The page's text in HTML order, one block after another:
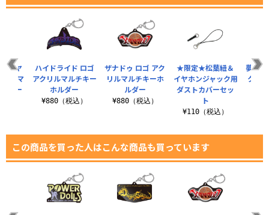
ザナドゥ ロゴ アク
リルマルチキーホ
ルダー
¥880（税込）
★限定★松葉紐＆
イヤホンジャック用
ダストカバーセッ
ト
¥110（税込）
夢幻
クリ
イヤ
リルマ
ダー
ハイドライド ロゴ
アクリルマルチキー
ホルダー
¥880（税込）
この商品を買った人はこんな商品も買っています